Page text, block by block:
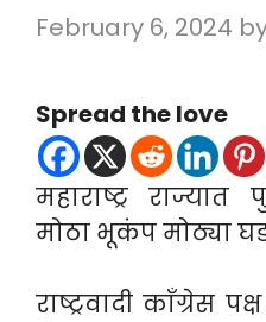
February 6, 2024
Spread the love
महाराष्ट्र
मोठा भूकंप मोठ्या
राष्ट्रवादी काँग्रेस